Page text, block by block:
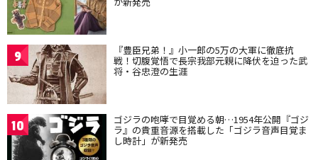
9 『豊臣兄弟！』小一郎の5万の大軍に徹底抗
戦！切腹覚悟で長宗我部元親に降伏を迫った武
将・谷忠澄の生涯
10 ゴジラの咆哮で目覚める朝…1954年公開『ゴジ
ラ』の貴重音源を搭載した「ゴジラ音声目覚ま
し時計」が新発売